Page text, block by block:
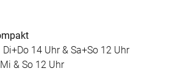
14 Uhr & Sa+So 12 Uhr
& So 12 Uhr